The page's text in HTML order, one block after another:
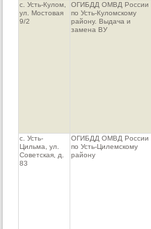
с. Усть-Кулом,
ул. Мостовая
9/2
ОГИБДД ОМВД России
по Усть-Куломскому
району. Выдача и
замена ВУ
с. Усть-
Цильма, ул.
Советская, д.
83
ОГИБДД ОМВД России
по Усть-Цилемскому
району